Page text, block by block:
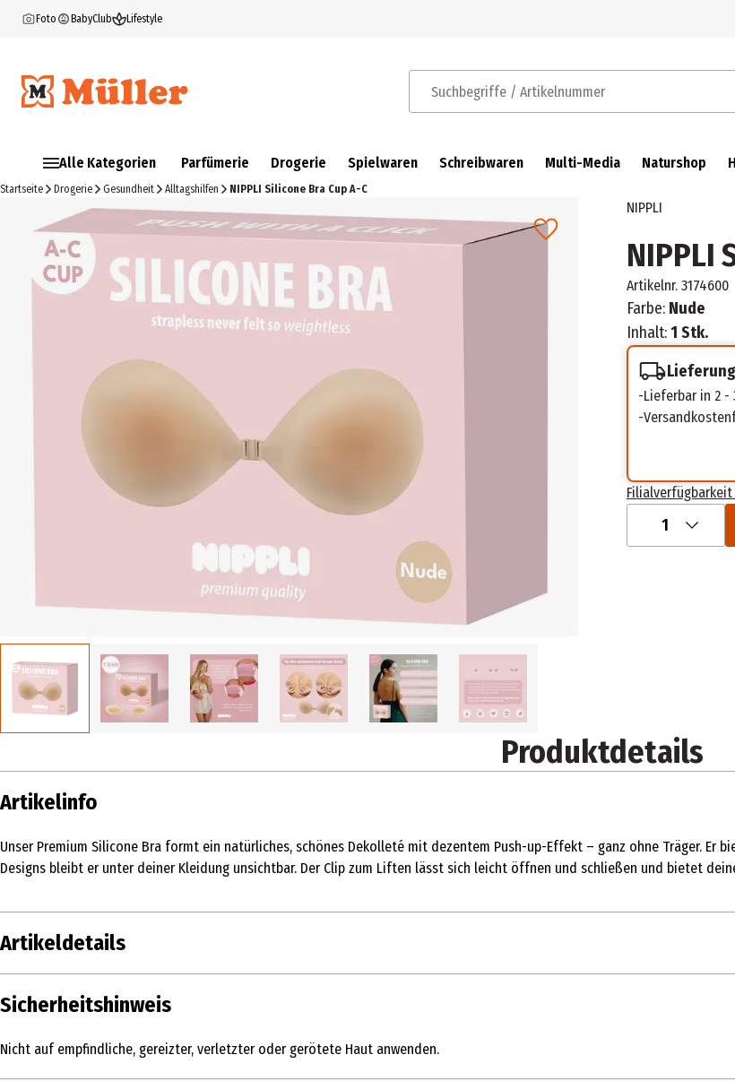
Foto BabyClub Lifestyle
Suchbegriffe / Artikelnummer
Alle Kategorien Parfümerie Drogerie Spielwaren Schreibwaren Multi-Media Naturshop
Startseite Drogerie Gesundheit Alltagshilfen NIPPLI Silicone Bra Cup A-C
NIPPLI
NIPPLI
Artikelnr. 3174600
Farbe: Nude
Inhalt:1 Stk.
Lieferbar in 2 -
1
Produktdetails
Artikelinfo
Unser Premium Silicone Bra formt ein natürliches, schönes Dekolleté mit dezentem Push-up-Effekt – ganz ohne Träger. Er
Designs bleibt er unter deiner Kleidung unsichtbar. Der Clip zum Liften lässt sich leicht öffnen und schließen und bietet
Artikeldetails
Inhalt
Sicherheitshinweis
Nicht auf empfindliche, gereizter, verletzter oder gerötete Haut anwenden.